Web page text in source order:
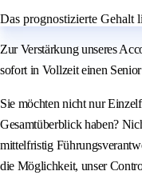
Das prognostizierte Gehalt
Zur Verstärkung unseres
sofort in Vollzeit einen
Sie möchten nicht nur
Gesamtüberblick haben?
mittelfristig
die Möglichkeit, unser